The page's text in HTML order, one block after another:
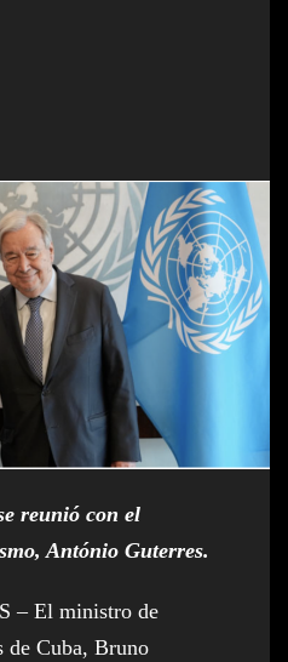
reunió con el
António Guterres.
– El ministro de
de Cuba, Bruno